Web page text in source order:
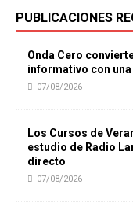
PUBLICACIONES
Onda Cero
informativo con
07/08/2026
Los Cursos de
estudio de Radio
directo
07/08/2026